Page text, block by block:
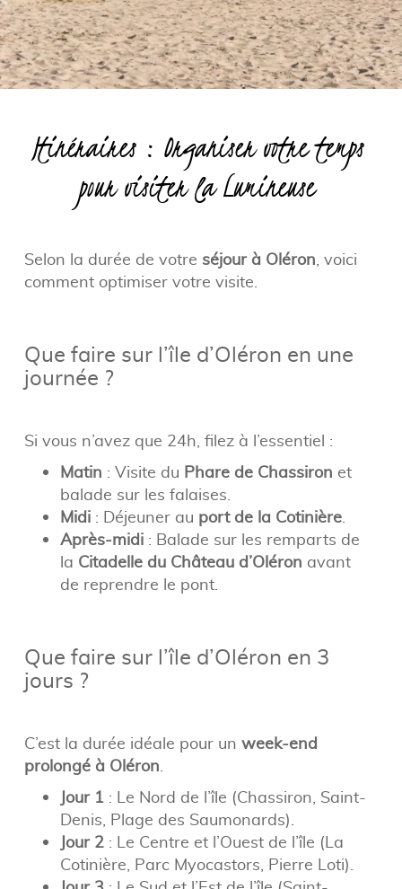
Itinéraires : Organiser votre temps
pour visiter la Lumineuse
Selon la durée de votre séjour à Oléron, voici
comment optimiser votre visite.
Que faire sur l’île d’Oléron en une
journée ?
Si vous n’avez que 24h, filez à l’essentiel :
Matin : Visite du Phare de Chassiron et
balade sur les falaises.
Midi: Déjeuner au port de la Cotinière.
Après-midi: Balade sur les remparts de
la Citadelle du Château d’Oléron avant
de reprendre le pont.
Que faire sur l’île d’Oléron en 3
jours ?
C’est la durée idéale pour un week-end
prolongé à Oléron.
Jour 1: Le Nord de l’île (Chassiron, Saint-
Denis, Plage des Saumonards).
Jour 2: Le Centre et l’Ouest de l’île (La
Cotinière, Parc Myocastors, Pierre Loti).